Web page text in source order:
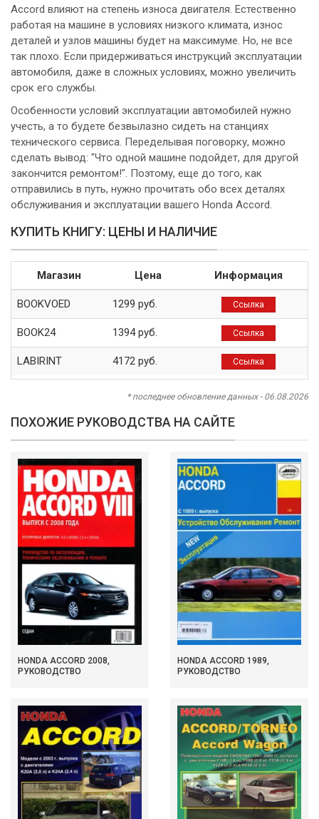
Accord влияют на степень износа двигателя. Естественно
работая на машине в условиях низкого климата, износ
деталей и узлов машины будет на максимуме. Но, не все
так плохо. Если придерживаться инструкций эксплуатации
автомобиля, даже в сложных условиях, можно увеличить
срок его службы.
Особенности условий эксплуатации автомобилей нужно
учесть, а то будете безвылазно сидеть на станциях
технического сервиса. Переделывая поговорку, можно
сделать вывод: "Что одной машине подойдет, для другой
закончится ремонтом!". Поэтому, еще до того, как
отправились в путь, нужно прочитать обо всех деталях
обслуживания и эксплуатации вашего Honda Accord.
КУПИТЬ КНИГУ: ЦЕНЫ И НАЛИЧИЕ
Магазин Цена Информация
BOOKVOED 1299 руб. Ссылка
BOOK24 1394 руб. Ссылка
LABIRINT 4172 руб. Ссылка
* последнее обновление данных - 06.08.2026
ПОХОЖИЕ РУКОВОДСТВА НА САЙТЕ
HONDA ACCORD 2008,
РУКОВОДСТВО
HONDA ACCORD 1989,
РУКОВОДСТВО